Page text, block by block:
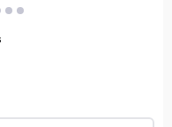
avisavis